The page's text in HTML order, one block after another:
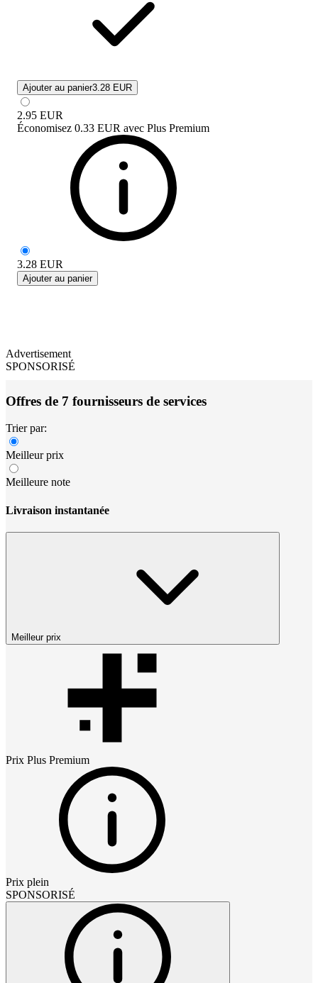
Ajouter au panier3.28 EUR
2.95 EUR
Économisez 0.33 EUR avec Plus Premium
3.28 EUR
Ajouter au panier
Advertisement
SPONSORISÉ
Offres de 7 fournisseurs de services
Trier par:
Meilleur prix
Meilleure note
Livraison instantanée
Meilleur prix
Prix Plus Premium
Prix plein
SPONSORISÉ